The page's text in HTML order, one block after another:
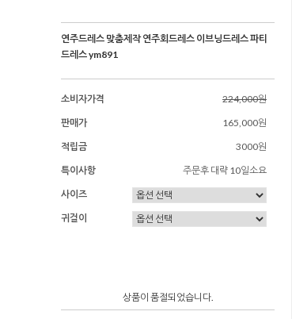
연주드레스 맞춤제작 연주회드레스 이브닝드레스 파티
드레스 ym891
소비자가격
224,000원
판매가
165,000원
적립금
3000원
특이사항
주문후 대략 10일소요
사이즈
귀걸이
상품이 품절되었습니다.